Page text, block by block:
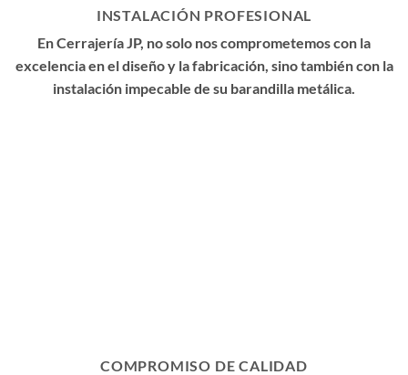
INSTALACIÓN PROFESIONAL
En Cerrajería JP, no solo nos comprometemos con la
excelencia en el diseño y la fabricación, sino también con la
instalación impecable de su barandilla metálica.
COMPROMISO DE CALIDAD